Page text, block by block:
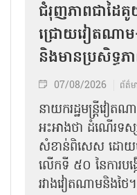
ជំរុញភាពជាដៃគូ
ជ្រោយវៀតណាម-
និងមានប្រសិទ្ធភ
07/08/2026 ព័ត៌ម
នាយករដ្ឋមន្ត្រីវ
អះអាងថា ដំណើរទស្
សំខាន់ពិសេស ដោយ
លើកទី ៥០ នៃការបង្
រវាងវៀតណាមនិងថៃ។